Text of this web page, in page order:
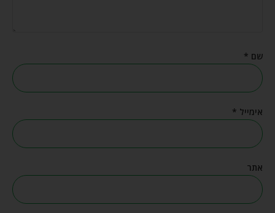
שם *
אימייל *
אתר